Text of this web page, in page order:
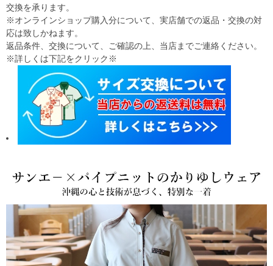
交換を承ります。
※オンラインショップ購入分について、実店舗での返品・交換の対
応は致しかねます。
返品条件、交換について、ご確認の上、当店までご連絡ください。
※詳しくは下記をクリック※